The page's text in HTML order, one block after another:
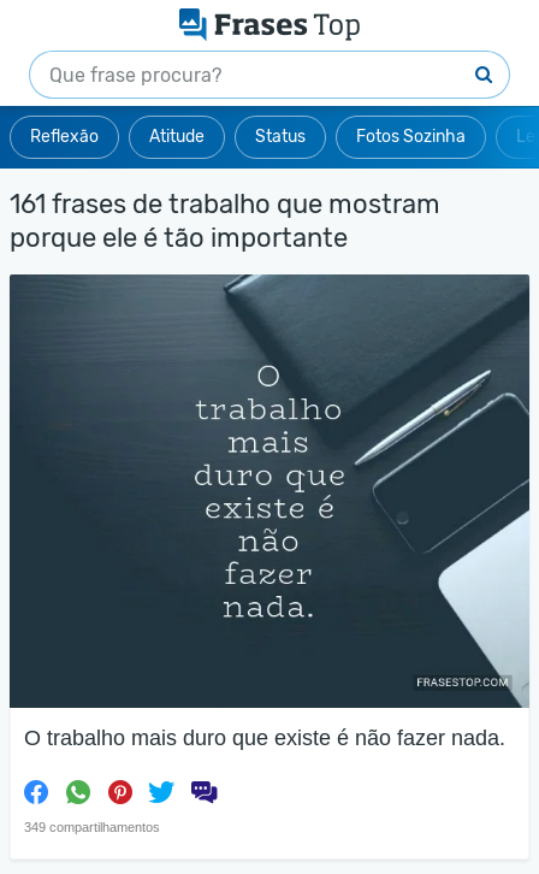
Reflexão Atitude Status Fotos Sozinha
161 frases de trabalho que mostram
porque ele é tão importante
O trabalho mais duro que existe é não fazer nada.
349 compartilhamentos